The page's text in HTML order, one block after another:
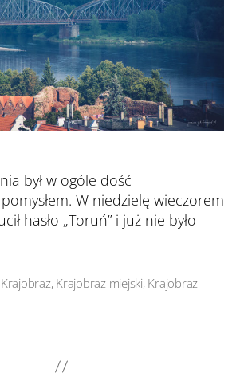
był w ogóle dość
W niedzielę wieczorem
hasło „Toruń” i już nie było
Krajobraz, Krajobraz miejski, Krajobraz